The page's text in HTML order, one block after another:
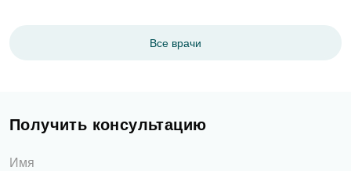
Все врачи
Получить консультацию
Имя